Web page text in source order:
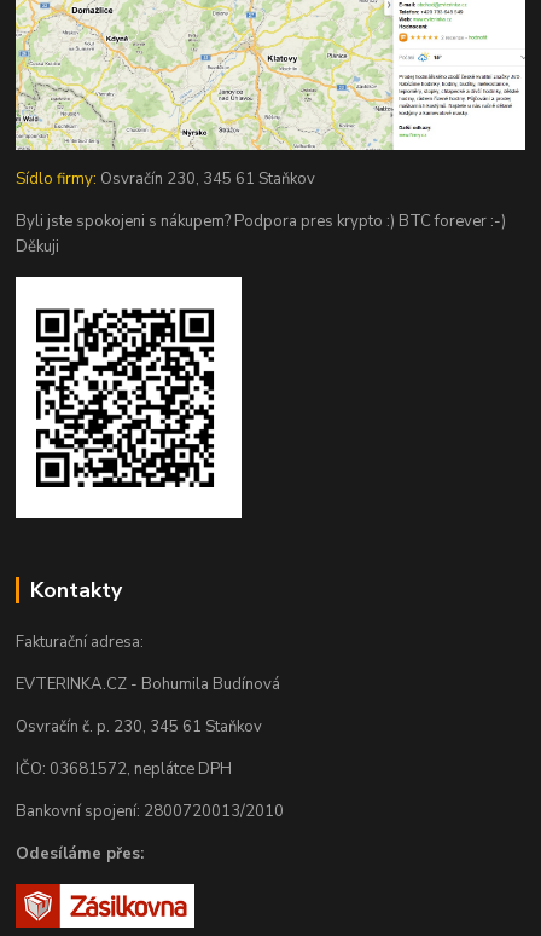
Sídlo firmy: Osvračín 230, 345 61 Staňkov
Byli jste spokojeni s nákupem? Podpora pres krypto :) BTC forever :-)
Děkuji
Kontakty
Fakturační adresa:
EVTERINKA.CZ - Bohumila Budínová
Osvračín č. p. 230, 345 61 Staňkov
IČO: 03681572, neplátce DPH
Bankovní spojení: 2800720013/2010
Odesíláme přes: